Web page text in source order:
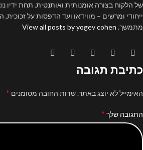
של הלקוח בצורה אומנותית ואותנטית. תחת ידיו
ייחודי ומרשים – מווידאו ועד הדפסות על
מתמשך. View all posts by yogev cohen
כתיבת תגובה
האימייל לא יוצג באתר.שדות החובה מסומנים *
התגובה שלך *